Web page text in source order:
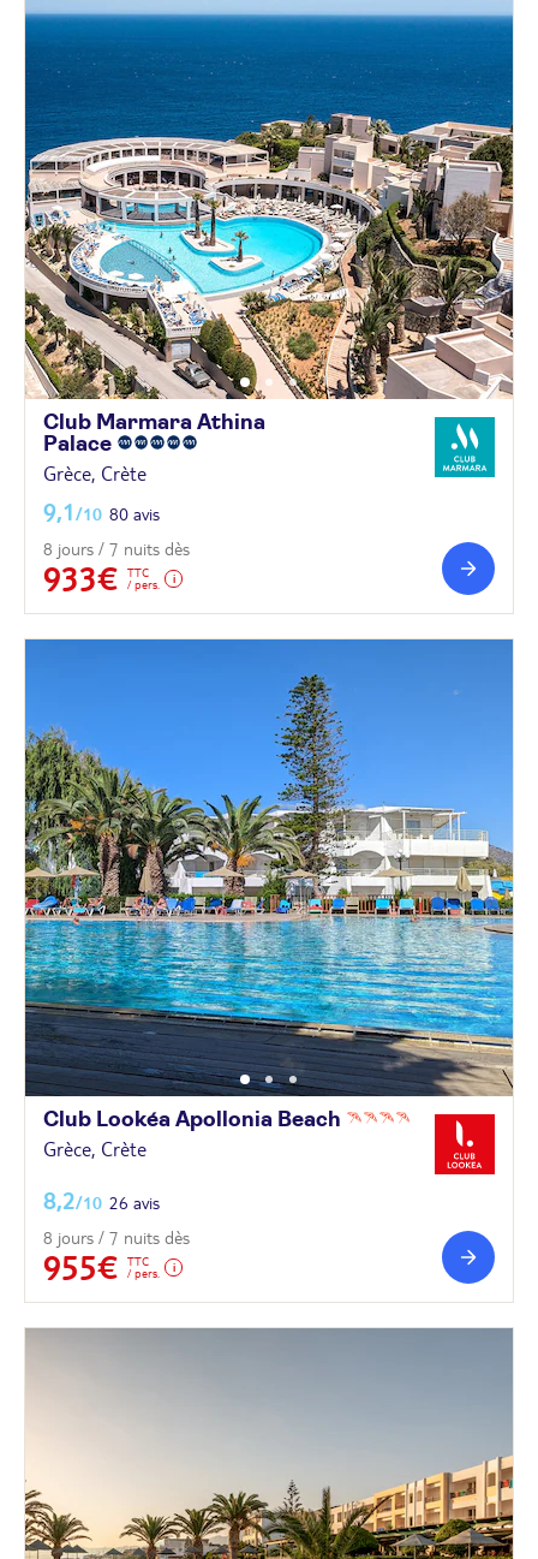
Club Marmara Athina
Palace
Grèce, Crète
9,1/10 80 avis
8 jours / 7 nuits dès
933€
TTC
/ pers.
Club Lookéa Apollonia Beach
Grèce, Crète
8,2/10 26 avis
8 jours / 7 nuits dès
955€
TTC
/ pers.